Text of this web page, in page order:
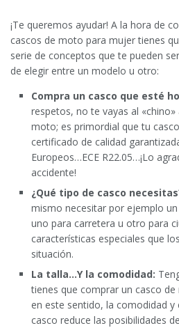
¡Te queremos ayudar! A la hora de
cascos de moto para mujer tienes
serie de conceptos que te pueden
de elegir entre un modelo u otro:
Compra un casco que esté
respetos, no te vayas al
moto; es primordial que tu
certificado de calidad
Europeos…ECE R22.05…¡Lo
accidente!
¿Qué tipo de casco
mismo necesitar por ejemplo
uno para carretera u otro para
características especiales que
situación.
La talla…Y la comodidad:
tienes que comprar un casco
en este sentido, la comodidad
casco reduce las posibilidades